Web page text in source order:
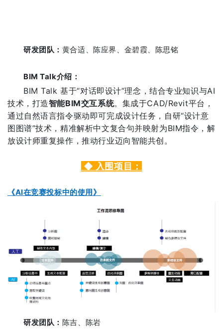
研发团队： 黄合适、陈应界、金碧霞、陈思铭
BIM Talk介绍：
BIM Talk 基于“对话即设计”理念，结合专业知识与AI
技术，打造智能BIM交互系统。集成于CAD/Revit平台，
通过自然语言指令驱动即可完成设计任务，自研“设计意
图图谱”技术，精准解析中文复合句并映射为BIM指令，解
放设计师重复操作，推动行业迈向智能共创。
◆ 入围项目：
《AI在竞赛投标中的使用》
研发团队： 陈吉、陈岩